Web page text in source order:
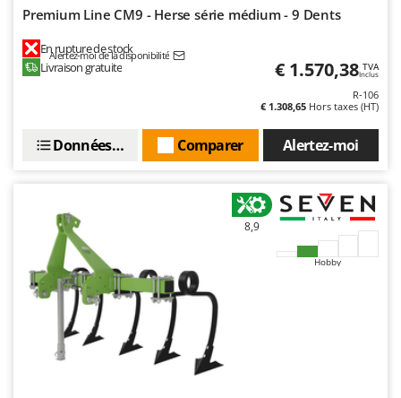
Premium Line CM9 - Herse série médium - 9 Dents
En rupture de stock
Alertez-moi de la disponibilité
Livraison gratuite € 1.570,38 TVA
Inclus
R-106
€ 1.308,65 Hors taxes (HT)
Alertez-moi
Comparer
Données techniques
8,9
Hobby